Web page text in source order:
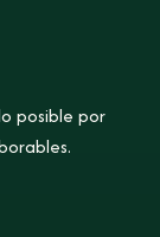
posible por